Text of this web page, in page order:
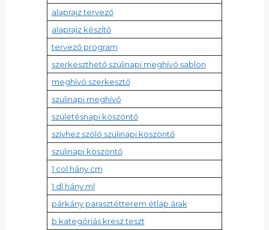
alaprajz tervező
alaprajz készítő
tervező program
szerkeszthető szülinapi meghívó sablon
meghívó szerkesztő
szülinapi meghívó
születésnapi köszöntő
szívhez szóló szülinapi köszöntő
szülinapi köszöntő
1 col hány cm
1 dl hány ml
párkány parasztétterem étlap árak
b kategóriás kresz teszt